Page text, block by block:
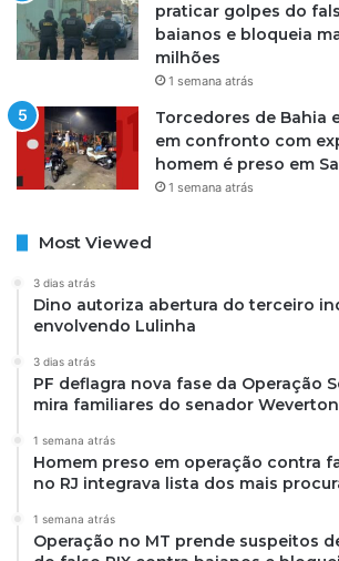
praticar golpes do
baianos e bloqueia
milhões
1 semana atrás
Torcedores de Bahia
em confronto com
homem é preso em
1 semana atrás
Most Viewed
3 dias atrás
Dino autoriza abertura do terceiro
envolvendo Lulinha
3 dias atrás
PF deflagra nova fase da Operação
mira familiares do senador
1 semana atrás
Homem preso em operação contra
no RJ integrava lista dos mais
1 semana atrás
Operação no MT prende suspeitos